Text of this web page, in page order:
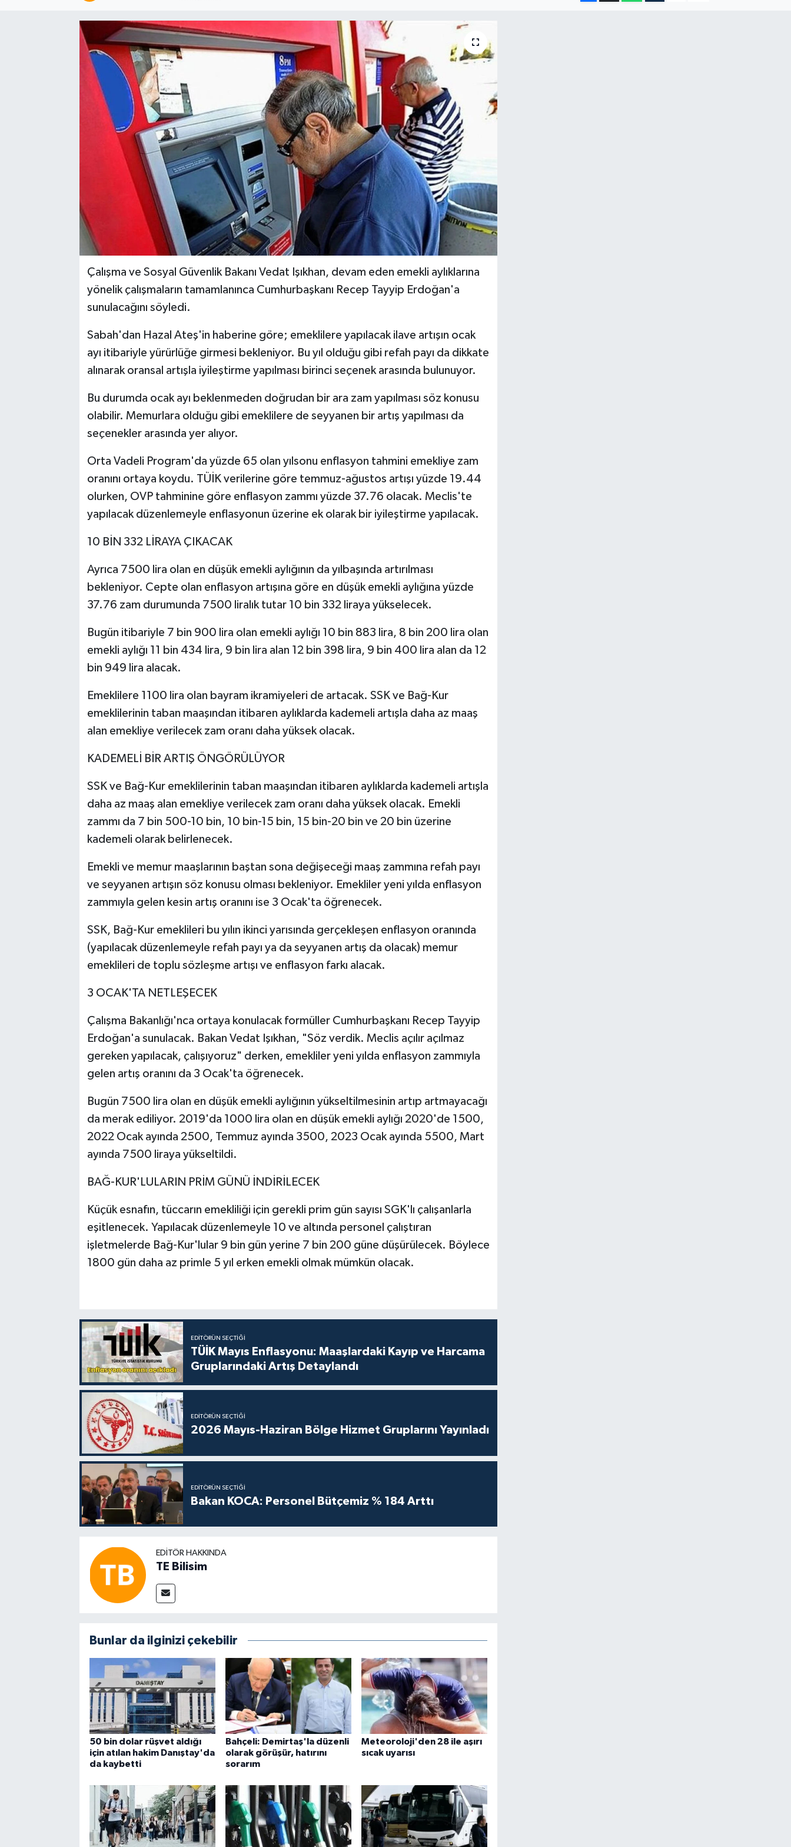
Çalışma ve Sosyal Güvenlik Bakanı Vedat Işıkhan, devam eden emekli aylıklarına
yönelik çalışmaların tamamlanınca Cumhurbaşkanı Recep Tayyip Erdoğan'a
sunulacağını söyledi.
Sabah'dan Hazal Ateş'in haberine göre; emeklilere yapılacak ilave artışın ocak
ayı itibariyle yürürlüğe girmesi bekleniyor. Bu yıl olduğu gibi refah payı da dikkate
alınarak oransal artışla iyileştirme yapılması birinci seçenek arasında bulunuyor.
Bu durumda ocak ayı beklenmeden doğrudan bir ara zam yapılması söz konusu
olabilir. Memurlara olduğu gibi emeklilere de seyyanen bir artış yapılması da
seçenekler arasında yer alıyor.
Orta Vadeli Program'da yüzde 65 olan yılsonu enflasyon tahmini emekliye zam
oranını ortaya koydu. TÜİK verilerine göre temmuz-ağustos artışı yüzde 19.44
olurken, OVP tahminine göre enflasyon zammı yüzde 37.76 olacak. Meclis'te
yapılacak düzenlemeyle enflasyonun üzerine ek olarak bir iyileştirme yapılacak.
10 BİN 332 LİRAYA ÇIKACAK
Ayrıca 7500 lira olan en düşük emekli aylığının da yılbaşında artırılması
bekleniyor. Cepte olan enflasyon artışına göre en düşük emekli aylığına yüzde
37.76 zam durumunda 7500 liralık tutar 10 bin 332 liraya yükselecek.
Bugün itibariyle 7 bin 900 lira olan emekli aylığı 10 bin 883 lira, 8 bin 200 lira olan
emekli aylığı 11 bin 434 lira, 9 bin lira alan 12 bin 398 lira, 9 bin 400 lira alan da 12
bin 949 lira alacak.
Emeklilere 1100 lira olan bayram ikramiyeleri de artacak. SSK ve Bağ-Kur
emeklilerinin taban maaşından itibaren aylıklarda kademeli artışla daha az maaş
alan emekliye verilecek zam oranı daha yüksek olacak.
KADEMELİ BİR ARTIŞ ÖNGÖRÜLÜYOR
SSK ve Bağ-Kur emeklilerinin taban maaşından itibaren aylıklarda kademeli artışla
daha az maaş alan emekliye verilecek zam oranı daha yüksek olacak. Emekli
zammı da 7 bin 500-10 bin, 10 bin-15 bin, 15 bin-20 bin ve 20 bin üzerine
kademeli olarak belirlenecek.
Emekli ve memur maaşlarının baştan sona değişeceği maaş zammına refah payı
ve seyyanen artışın söz konusu olması bekleniyor. Emekliler yeni yılda enflasyon
zammıyla gelen kesin artış oranını ise 3 Ocak'ta öğrenecek.
SSK, Bağ-Kur emeklileri bu yılın ikinci yarısında gerçekleşen enflasyon oranında
(yapılacak düzenlemeyle refah payı ya da seyyanen artış da olacak) memur
emeklileri de toplu sözleşme artışı ve enflasyon farkı alacak.
3 OCAK'TA NETLEŞECEK
Çalışma Bakanlığı'nca ortaya konulacak formüller Cumhurbaşkanı Recep Tayyip
Erdoğan'a sunulacak. Bakan Vedat Işıkhan, "Söz verdik. Meclis açılır açılmaz
gereken yapılacak, çalışıyoruz" derken, emekliler yeni yılda enflasyon zammıyla
gelen artış oranını da 3 Ocak'ta öğrenecek.
Bugün 7500 lira olan en düşük emekli aylığının yükseltilmesinin artıp artmayacağı
da merak ediliyor. 2019'da 1000 lira olan en düşük emekli aylığı 2020'de 1500,
2022 Ocak ayında 2500, Temmuz ayında 3500, 2023 Ocak ayında 5500, Mart
ayında 7500 liraya yükseltildi.
BAĞ-KUR'LULARIN PRİM GÜNÜ İNDİRİLECEK
Küçük esnafın, tüccarın emekliliği için gerekli prim gün sayısı SGK'lı çalışanlarla
eşitlenecek. Yapılacak düzenlemeyle 10 ve altında personel çalıştıran
işletmelerde Bağ-Kur'lular 9 bin gün yerine 7 bin 200 güne düşürülecek. Böylece
1800 gün daha az primle 5 yıl erken emekli olmak mümkün olacak.
EDITÖRÜN SEÇTIĞI
TÜİK Mayıs Enflasyonu: Maaşlardaki Kayıp ve Harcama
Gruplarındaki Artış Detaylandı
EDITÖRÜN SEÇTIĞI
2026 Mayıs-Haziran Bölge Hizmet Gruplarını Yayınladı
EDITÖRÜN SEÇTIĞI
Bakan KOCA: Personel Bütçemiz % 184 Arttı
EDITÖR HAKKINDA
TE Bilisim
Bunlar da ilginizi çekebilir
50 bin dolar rüşvet aldığı
için atılan hakim Danıştay'da
da kaybetti
Bahçeli: Demirtaş'la düzenli
olarak görüşür, hatırını
sorarım
Meteoroloji'den 28 ile aşırı
sıcak uyarısı